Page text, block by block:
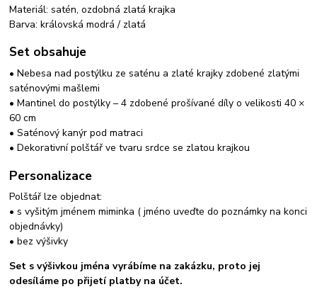
Materiál: satén, ozdobná zlatá krajka
Barva: královská modrá / zlatá
Set obsahuje
• Nebesa nad postýlku ze saténu a zlaté krajky zdobené zlatými
saténovými mašlemi
• Mantinel do postýlky – 4 zdobené prošívané díly o velikosti 40 ×
60 cm
• Saténový kanýr pod matraci
• Dekorativní polštář ve tvaru srdce se zlatou krajkou
Personalizace
Polštář lze objednat:
• s vyšitým jménem miminka ( jméno uveďte do poznámky na konci
objednávky)
• bez výšivky
Set s výšivkou jména vyrábíme na zakázku, proto jej
odesíláme po přijetí platby na účet.